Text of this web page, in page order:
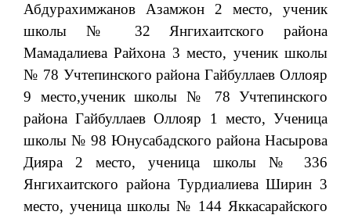
Абдурахимжанов Азамжон 2 место, ученик
школы № 32 Янгихаитского района
Мамадалиева Райхона 3 место, ученик школы
№ 78 Учтепинского района Гайбуллаев Оллояр
9 место,ученик школы № 78 Учтепинского
района Гайбуллаев Оллояр 1 место, Ученица
школы № 98 Юнусабадского района Насырова
Дияра 2 место, ученица школы № 336
Янгихаитского района Турдиалиева Ширин 3
место, ученица школы № 144 Яккасарайского